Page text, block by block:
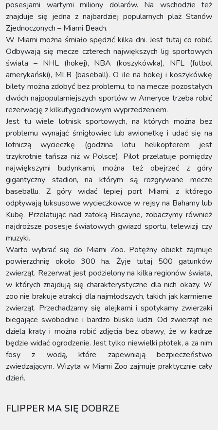
posesjami wartymi miliony dolarów. Na wschodzie też
znajduje się jedna z najbardziej popularnych plaż Stanów
Zjednoczonych – Miami Beach.
W Miami można śmiało spędzić kilka dni. Jest tutaj co robić.
Odbywają się mecze czterech największych lig sportowych
świata – NHL (hokej), NBA (koszykówka), NFL (futbol
amerykański), MLB (baseball). O ile na hokej i koszykówkę
bilety można zdobyć bez problemu, to na mecze pozostałych
dwóch najpopularniejszych sportów w Ameryce trzeba robić
rezerwację z kilkutygodniowym wyprzedzeniem.
Jest tu wiele lotnisk sportowych, na których można bez
problemu wynająć śmigłowiec lub awionetkę i udać się na
lotniczą wycieczkę (godzina lotu helikopterem jest
trzykrotnie tańsza niż w Polsce). Pilot przelatuje pomiędzy
największymi budynkami, można też obejrzeć z góry
gigantyczny stadion, na którym są rozgrywane mecze
baseballu. Z góry widać lepiej port Miami, z którego
odpływają luksusowe wycieczkowce w rejsy na Bahamy lub
Kubę. Przelatując nad zatoką Biscayne, zobaczymy również
najdroższe posesje światowych gwiazd sportu, telewizji czy
muzyki.
Warto wybrać się do Miami Zoo. Potężny obiekt zajmuje
powierzchnię około 300 ha. Żyje tutaj 500 gatunków
zwierząt. Rezerwat jest podzielony na kilka regionów świata,
w których znajdują się charakterystyczne dla nich okazy. W
zoo nie brakuje atrakcji dla najmłodszych, takich jak karmienie
zwierząt. Przechadzamy się alejkami i spotykamy zwierzaki
biegające swobodnie i bardzo blisko ludzi. Od zwierząt nie
dzielą kraty i można robić zdjęcia bez obawy, że w kadrze
będzie widać ogrodzenie. Jest tylko niewielki płotek, a za nim
fosy z wodą, które zapewniają bezpieczeństwo
zwiedzającym. Wizyta w Miami Zoo zajmuje praktycznie cały
dzień.
FLIPPER MA SIĘ DOBRZE